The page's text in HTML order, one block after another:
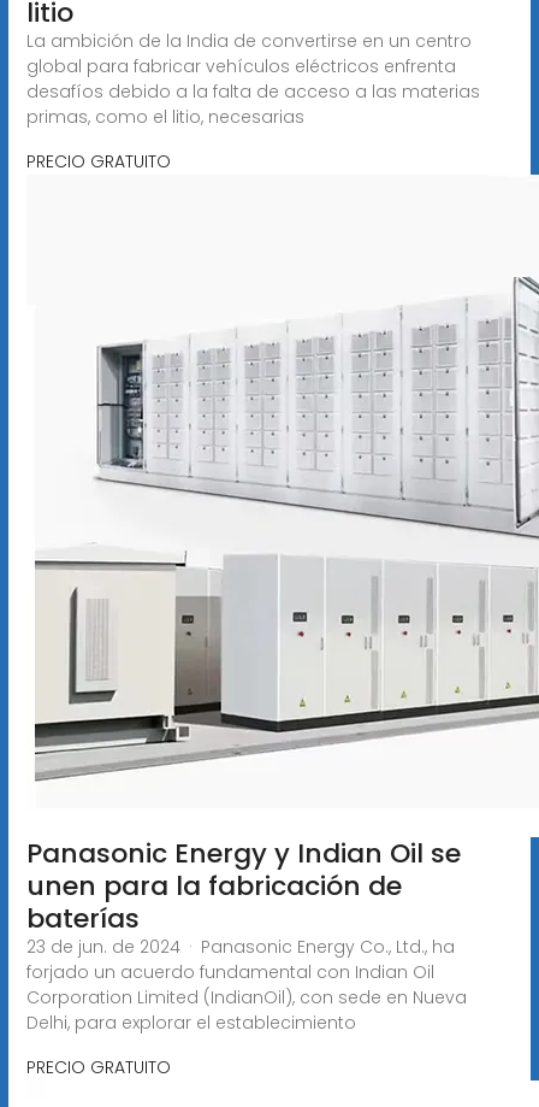
litio
La ambición de la India de convertirse en un centro
global para fabricar vehículos eléctricos enfrenta
desafíos debido a la falta de acceso a las materias
primas, como el litio, necesarias
PRECIO GRATUITO
Panasonic Energy y Indian Oil se
unen para la fabricación de
baterías
23 de jun. de 2024 · Panasonic Energy Co., Ltd., ha
forjado un acuerdo fundamental con Indian Oil
Corporation Limited (IndianOil), con sede en Nueva
Delhi, para explorar el establecimiento
PRECIO GRATUITO